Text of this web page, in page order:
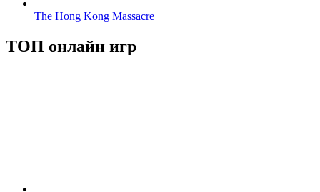
The Hong Kong Massacre
ТОП онлайн игр